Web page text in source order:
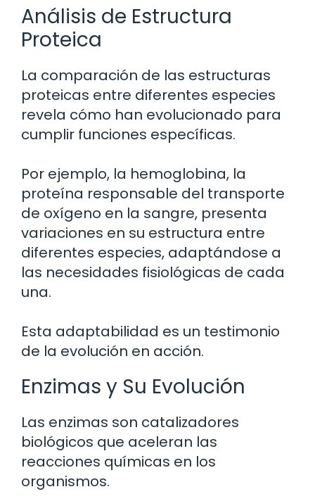
Análisis de Estructura
Proteica
La comparación de las estructuras
proteicas entre diferentes especies
revela cómo han evolucionado para
cumplir funciones específicas.
Por ejemplo, la hemoglobina, la
proteína responsable del transporte
de oxígeno en la sangre, presenta
variaciones en su estructura entre
diferentes especies, adaptándose a
las necesidades fisiológicas de cada
una.
Esta adaptabilidad es un testimonio
de la evolución en acción.
Enzimas y Su Evolución
Las enzimas son catalizadores
biológicos que aceleran las
reacciones químicas en los
organismos.